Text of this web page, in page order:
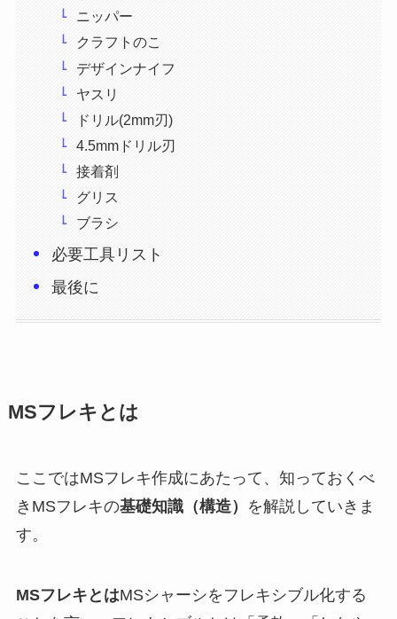
ニッパー
クラフトのこ
デザインナイフ
ヤスリ
ドリル(2mm刃)
4.5mmドリル刃
接着剤
グリス
ブラシ
必要工具リスト
最後に
MSフレキとは
ここではMSフレキ作成にあたって、知っておくべ
きMSフレキの基礎知識（構造）
を解説していきま
す。
MSフレキとはMSシャーシをフレキシブル化する